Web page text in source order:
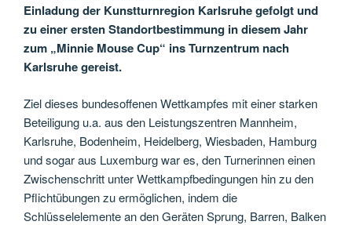
Einladung der Kunstturnregion Karlsruhe gefolgt und
zu einer ersten Standortbestimmung in diesem Jahr
zum „Minnie Mouse Cup“ ins Turnzentrum nach
Karlsruhe gereist.
Ziel dieses bundesoffenen Wettkampfes mit einer starken
Beteiligung u.a. aus den Leistungszentren Mannheim,
Karlsruhe, Bodenheim, Heidelberg, Wiesbaden, Hamburg
und sogar aus Luxemburg war es, den Turnerinnen einen
Zwischenschritt unter Wettkampfbedingungen hin zu den
Pflichtübungen zu ermöglichen, indem die
Schlüsselelemente an den Geräten Sprung, Barren, Balken